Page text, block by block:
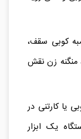
کوبی سقف،
منگنه زن نقش
یا کارتنی در
یک ابزار